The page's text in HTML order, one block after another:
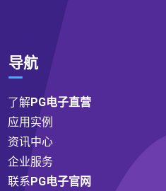
导航
了解PG电子直营
应用实例
资讯中心
企业服务
联系PG电子官网